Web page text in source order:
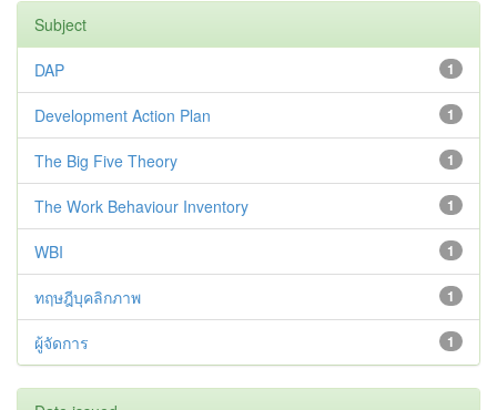
Subject
1
DAP
1
Development Action Plan
1
The Big Five Theory
1
The Work Behaviour Inventory
1
WBI
1
ทฤษฎีบุคลิกภาพ
1
ผู้จัดการ